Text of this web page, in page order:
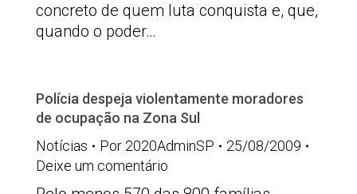
concreto de quem luta conquista e, que,
quando o poder…
Polícia despeja violentamente moradores
de ocupação na Zona Sul
Notícias
Por 2020AdminSP
25/08/2009
Deixe um comentário